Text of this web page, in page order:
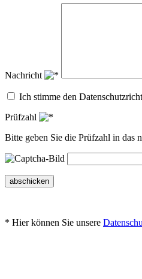
Nachricht
Ich stimme den
Prüfzahl
Bitte geben Sie die Prüfzahl in das
abschicken
* Hier können Sie unsere